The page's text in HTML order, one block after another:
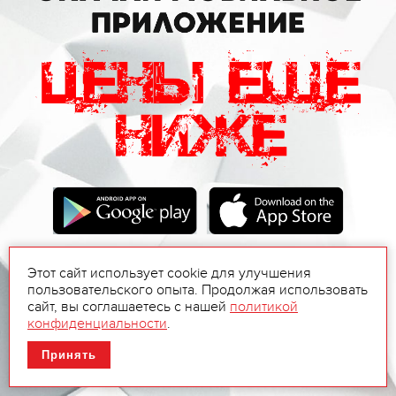
Этот сайт использует cookie для улучшения
пользовательского опыта. Продолжая использовать
сайт, вы соглашаетесь с нашей политикой
конфиденциальности.
Принять